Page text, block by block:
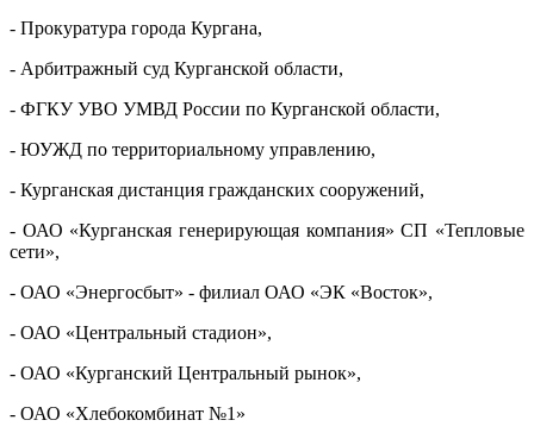
- Прокуратура города Кургана,
- Арбитражный суд Курганской области,
- ФГКУ УВО УМВД России по Курганской области,
- ЮУЖД по территориальному управлению,
- Курганская дистанция гражданских сооружений,
- ОАО «Курганская генерирующая компания» СП «Тепловые
сети»,
- ОАО «Энергосбыт» - филиал ОАО «ЭК «Восток»,
- ОАО «Центральный стадион»,
- ОАО «Курганский Центральный рынок»,
- ОАО «Хлебокомбинат №1»